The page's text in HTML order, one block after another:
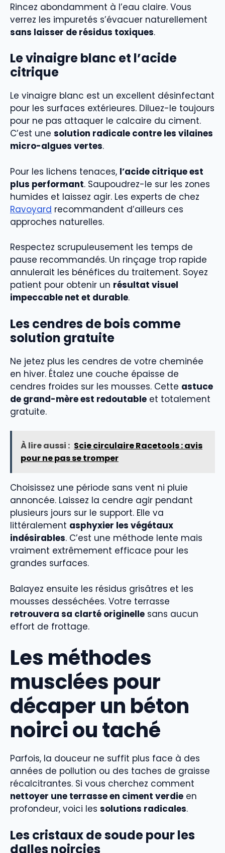
Rincez abondamment à l’eau claire. Vous
verrez les impuretés s’évacuer naturellement
sans laisser de résidus toxiques.
Le vinaigre blanc et l’acide
citrique
Le vinaigre blanc est un excellent désinfectant
pour les surfaces extérieures. Diluez-le toujours
pour ne pas attaquer le calcaire du ciment.
C’est une solution radicale contre les vilaines
micro-algues vertes.
Pour les lichens tenaces, l’acide citrique est
plus performant. Saupoudrez-le sur les zones
humides et laissez agir. Les experts de chez
Ravoyard recommandent d’ailleurs ces
approches naturelles.
Respectez scrupuleusement les temps de
pause recommandés. Un rinçage trop rapide
annulerait les bénéfices du traitement. Soyez
patient pour obtenir un résultat visuel
impeccable net et durable.
Les cendres de bois comme
solution gratuite
Ne jetez plus les cendres de votre cheminée
en hiver. Étalez une couche épaisse de
cendres froides sur les mousses. Cette astuce
de grand-mère est redoutable et totalement
gratuite.
À lire aussi : Scie circulaire Racetools : avis
pour ne pas se tromper
Choisissez une période sans vent ni pluie
annoncée. Laissez la cendre agir pendant
plusieurs jours sur le support. Elle va
littéralement asphyxier les végétaux
indésirables. C’est une méthode lente mais
vraiment extrêmement efficace pour les
grandes surfaces.
Balayez ensuite les résidus grisâtres et les
mousses desséchées. Votre terrasse
retrouvera sa clarté originelle sans aucun
effort de frottage.
Les méthodes
musclées pour
décaper un béton
noirci ou taché
Parfois, la douceur ne suffit plus face à des
années de pollution ou des taches de graisse
récalcitrantes. Si vous cherchez comment
nettoyer une terrasse en ciment verdie en
profondeur, voici les solutions radicales.
Les cristaux de soude pour les
dalles noircies